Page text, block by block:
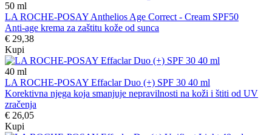
50 ml
LA ROCHE-POSAY Anthelios Age Correct - Cream SPF50
Anti-age krema za zaštitu kože od sunca
€ 29,38
Kupi
40 ml
LA ROCHE-POSAY Effaclar Duo (+) SPF 30 40 ml
Korektivna njega koja smanjuje nepravilnosti na koži i štiti od UV
zračenja
€ 26,05
Kupi